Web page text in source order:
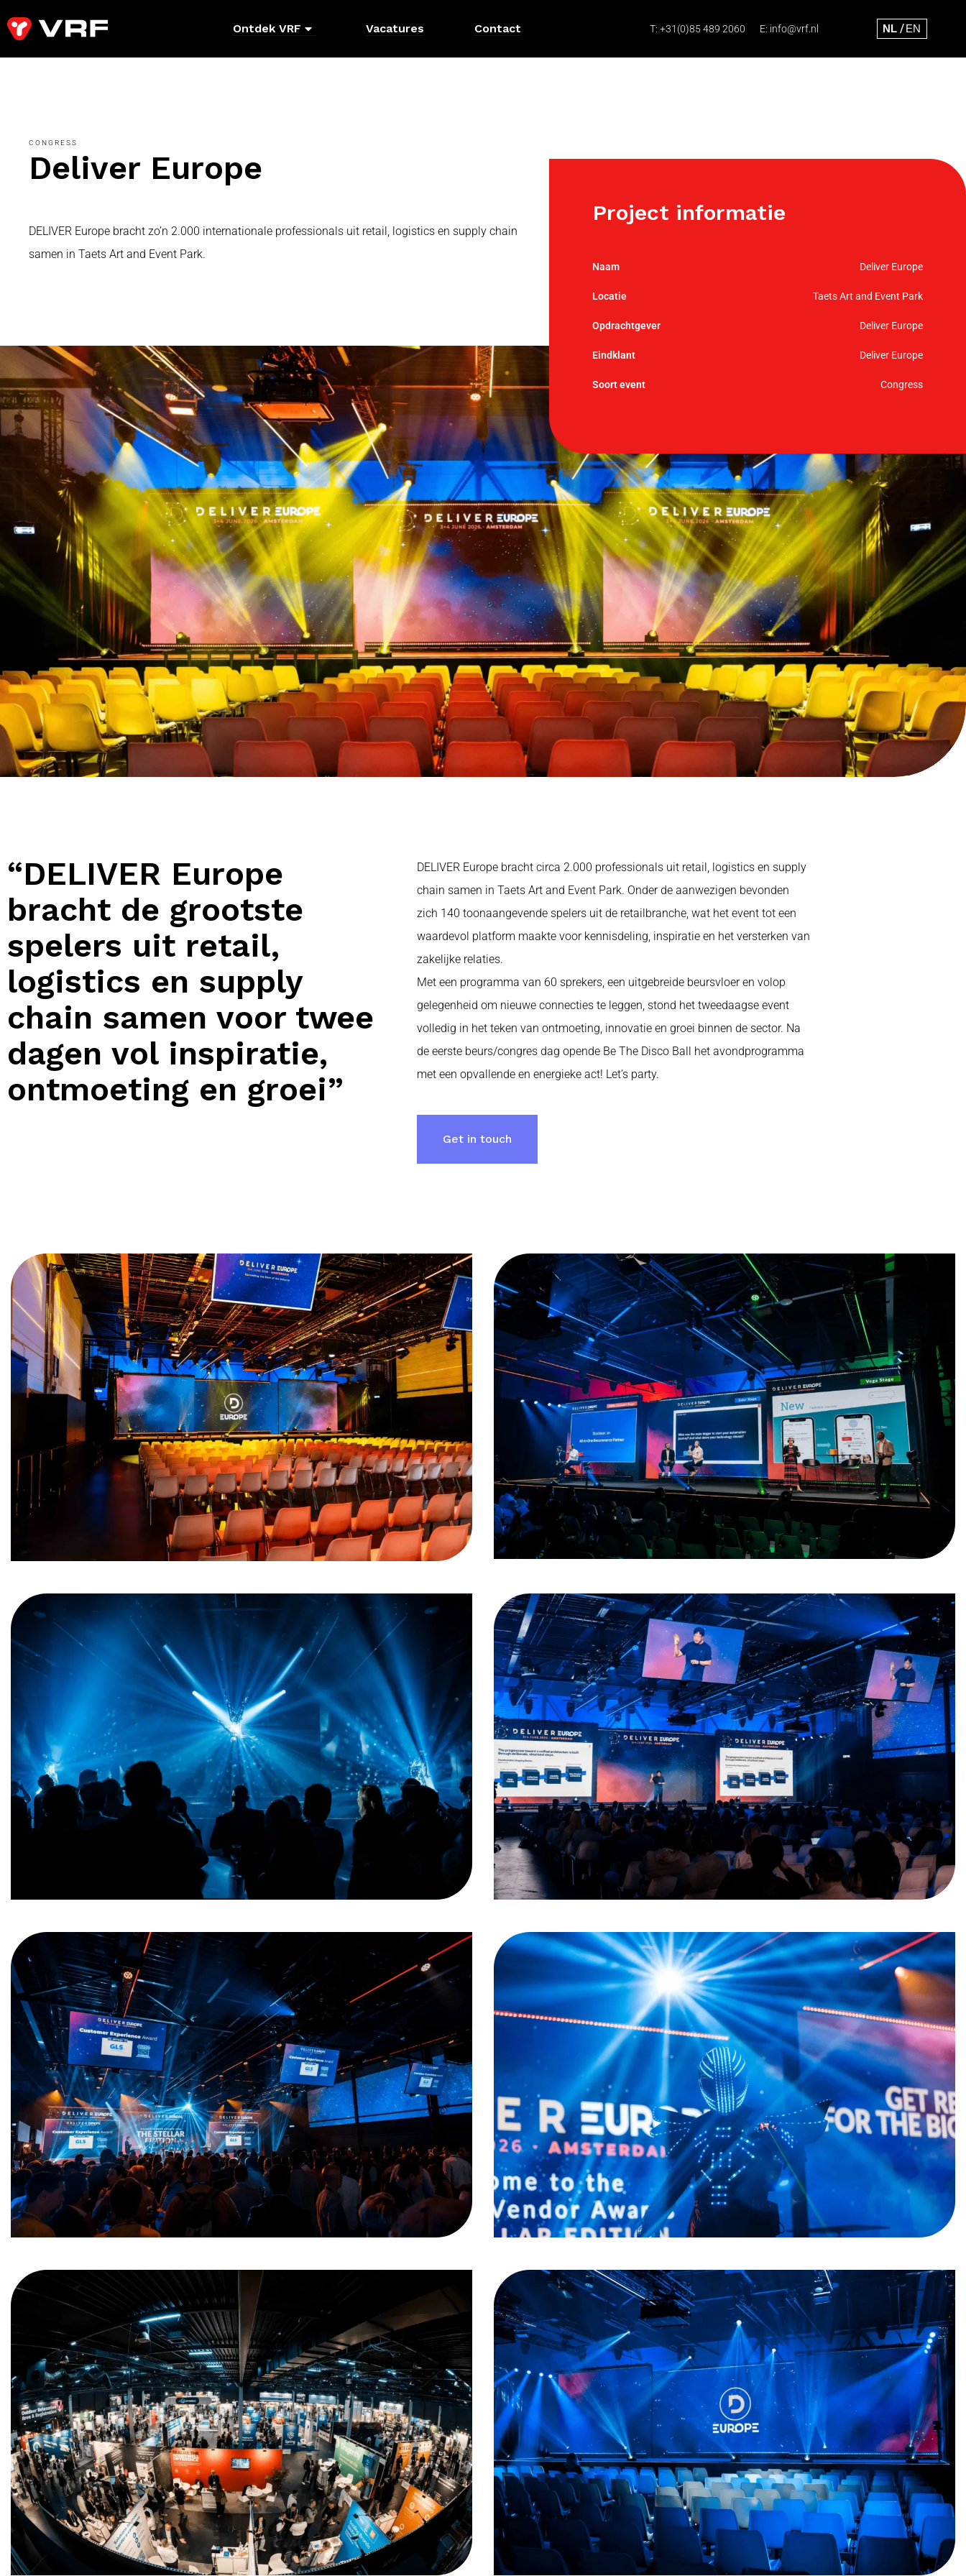
Ontdek VRF Vacatures Contact T: +31(0)85 489 2060 E: info@vrf.nl
CONGRESS
Deliver Europe
DELIVER Europe bracht zo’n 2.000 internationale professionals uit retail, logistics en supply chain
samen in Taets Art and Event Park.
Project informatie
Deliver Europe
Taets Art and Event Park
Deliver Europe
Deliver Europe
Congress
“DELIVER Europe
bracht de grootste
spelers uit retail,
logistics en supply
chain samen voor twee
dagen vol inspiratie,
ontmoeting en groei”
DELIVER Europe bracht circa 2.000 professionals uit retail, logistics en supply
chain samen in Taets Art and Event Park. Onder de aanwezigen bevonden
zich 140 toonaangevende spelers uit de retailbranche, wat het event tot een
waardevol platform maakte voor kennisdeling, inspiratie en het versterken van
zakelijke relaties.
Met een programma van 60 sprekers, een uitgebreide beursvloer en volop
gelegenheid om nieuwe connecties te leggen, stond het tweedaagse event
volledig in het teken van ontmoeting, innovatie en groei binnen de sector. Na
de eerste beurs/congres dag opende Be The Disco Ball het avondprogramma
met een opvallende en energieke act! Let’s party.
Get in touch